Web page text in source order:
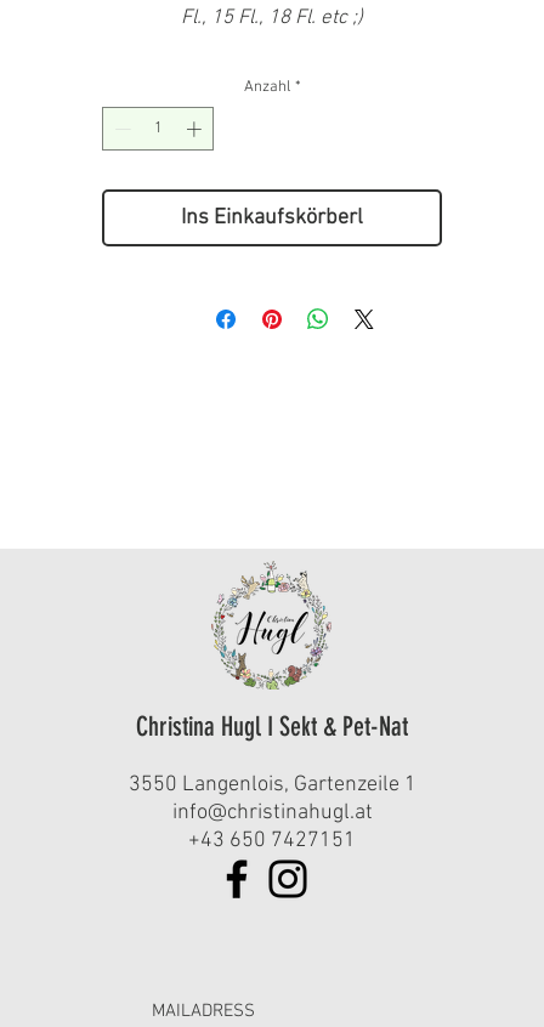
Fl., 15 Fl., 18 Fl. etc ;)
Anzahl *
Ins Einkaufskörberl
Christina Hugl I Sekt & Pet-Nat
3550 Langenlois, Gartenzeile 1
info@christinahugl.at
+43 650 7427151